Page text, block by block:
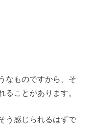
なものですから、そ
ることがあります。
う感じられるはずで